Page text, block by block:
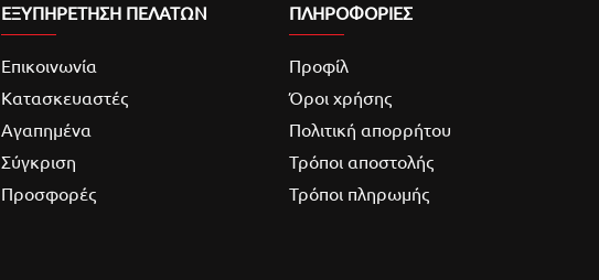
ΕΞΥΠΗΡΕΤΗΣΗ ΠΕΛΑΤΩΝ
Επικοινωνία
Κατασκευαστές
Αγαπημένα
Σύγκριση
Προσφορές
ΠΛΗΡΟΦΟΡΙΕΣ
Προφίλ
Όροι χρήσης
Πολιτική απορρήτου
Τρόποι αποστολής
Τρόποι πληρωμής